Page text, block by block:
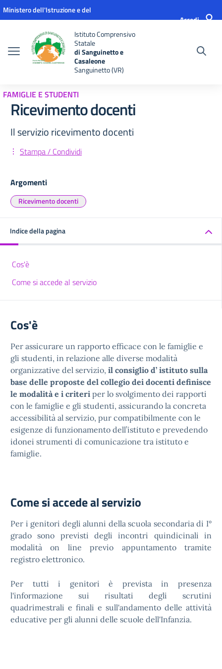
Vai ai contenuti
Vai al menu di navigazione
Vai al footer
Ministero dell'Istruzione e del
Accedi
Istituto Comprensivo
Statale
di Sanguinetto e
Casaleone
Sanguinetto (VR)
FAMIGLIE E STUDENTI
Ricevimento docenti
Il servizio ricevimento docenti
Stampa / Condividi
Argomenti
Ricevimento docenti
Indice della pagina
Cos'è
Come si accede al servizio
Cos'è
Per assicurare un rapporto efficace con le famiglie e
gli studenti, in relazione alle diverse modalità
organizzative del servizio, il consiglio d’ istituto sulla
base delle proposte del collegio dei docenti definisce
le modalità e i criteri per lo svolgimento dei rapporti
con le famiglie e gli studenti, assicurando la concreta
accessibilità al servizio, pur compatibilmente con le
esigenze di funzionamento dell’istituto e prevedendo
idonei strumenti di comunicazione tra istituto e
famiglie.
Come si accede al servizio
Per i genitori degli alunni della scuola secondaria di I°
grado sono previsti degli incontri quindicinali in
modalità on line previo appuntamento tramite
registro elettronico.
Per tutti i genitori è prevista in presenza
l'informazione sui risultati degli scrutini
quadrimestrali e finali e sull'andamento delle attività
educative per gli alunni delle scuole dell'Infanzia.